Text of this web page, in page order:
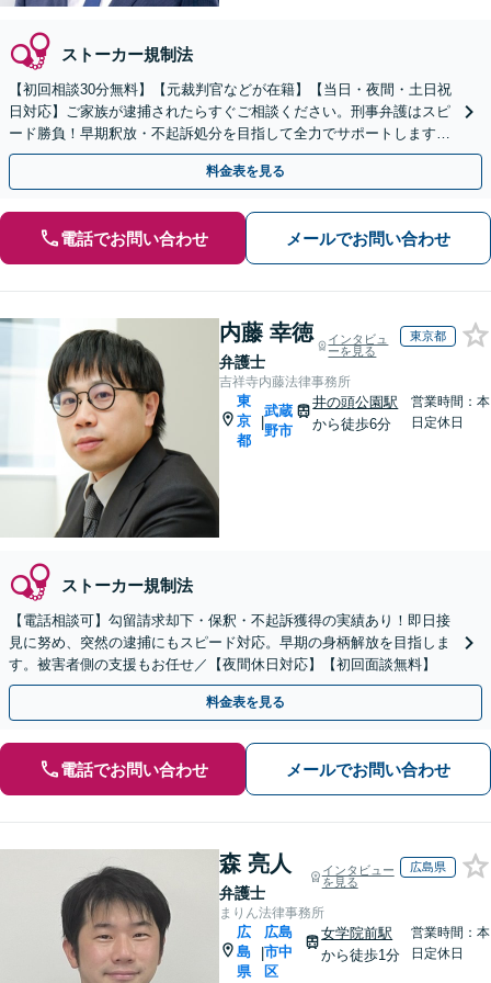
ストーカー規制法
【初回相談30分無料】【元裁判官などが在籍】【当日・夜間・土日祝
日対応】ご家族が逮捕されたらすぐご相談ください。刑事弁護はスピ
ード勝負！早期釈放・不起訴処分を目指して全力でサポートします。
【スピード対応】
料金表を見る
電話でお問い合わせ メールでお問い合わせ
内藤 幸徳
弁護士
インタビュ
ーを見る
東京都
吉祥寺内藤法律事務所
東
京
都
|
武蔵
野市
井の頭公園駅
から徒歩6分
営業時間：本
日定休日
ストーカー規制法
【電話相談可】勾留請求却下・保釈・不起訴獲得の実績あり！即日接
見に努め、突然の逮捕にもスピード対応。早期の身柄解放を目指しま
す。被害者側の支援もお任せ／【夜間休日対応】【初回面談無料】
料金表を見る
電話でお問い合わせ メールでお問い合わせ
森 亮人
弁護士
インタビュー
を見る
広島県
まりん法律事務所
広
島
県
|
広島
市中
区
女学院前駅
から徒歩1分
営業時間：本
日定休日